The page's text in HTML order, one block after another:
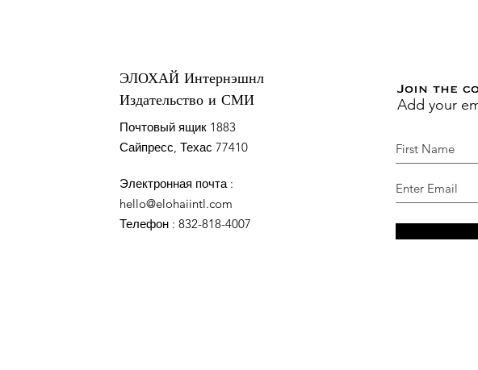
ЭЛОХАЙ Интернэшнл
Издательство и СМИ
Почтовый ящик 1883
Сайпресс, Техас 77410
Электронная почта:
hello@elohaiintl.com
Телефон : 832-818-4007
Join the
Add your